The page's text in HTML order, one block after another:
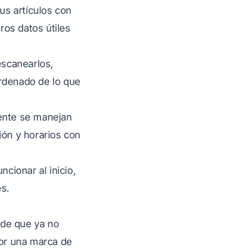
artículos con
datos útiles
de lo que
se manejan
y horarios con
al inicio,
que ya no
una marca de